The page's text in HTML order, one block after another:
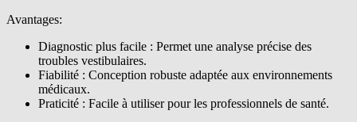
Avantages:
Diagnostic plus facile : Permet une analyse précise des
troubles vestibulaires.
Fiabilité : Conception robuste adaptée aux environnements
médicaux.
Praticité : Facile à utiliser pour les professionnels de santé.